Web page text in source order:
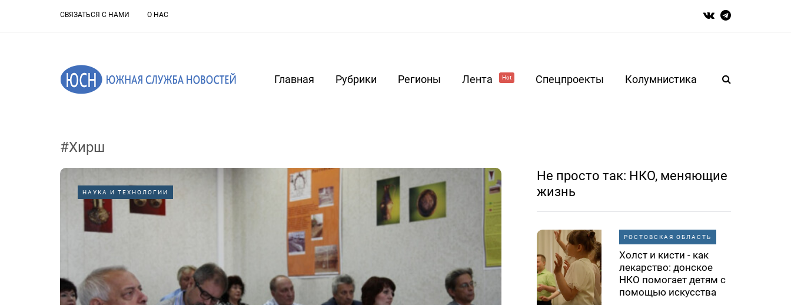
СВЯЗАТЬСЯ С НАМИ О НАС
Главная Рубрики Регионы Лента Hot Спецпроекты Колумнистика
#Хирш
НАУКА И ТЕХНОЛОГИИ
Не просто так: НКО, меняющие
жизнь
РОСТОВСКАЯ ОБЛАСТЬ
Холст и кисти - как
лекарство: донское
НКО помогает детям с
помощью искусства